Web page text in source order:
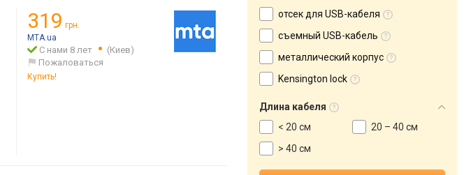
319 грн.
MTA.ua
С нами 8 лет
(Киев)
Пожаловаться
Купить!
отсек для USB-кабеля
съемный USB-кабель
металлический корпус
Kensington lock
Длина кабеля
< 20 см
20 – 40 см
> 40 см